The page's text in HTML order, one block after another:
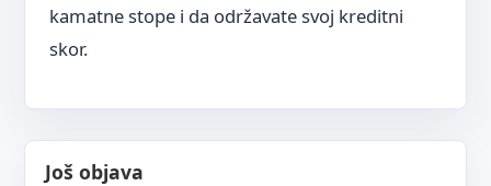
kamatne stope i da održavate svoj kreditni
skor.
Još objava